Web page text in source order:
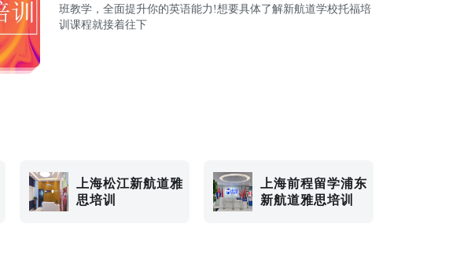
班教学，全面提升你的英语能力!想要具体了解新航道学校托福培
训课程就接着往下
上海松江新航道雅
思培训
上海前程留学浦东
新航道雅思培训